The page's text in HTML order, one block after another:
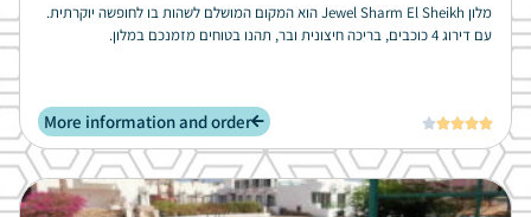
מלון Jewel Sharm El Sheikh הוא המקום המושלם לשהות בו לחופשה יוקרתית.
עם דירוג 4 כוכבים, בריכה חיצונית ובר, תהנו בטוחים מזמנכם במלון.





More information and order